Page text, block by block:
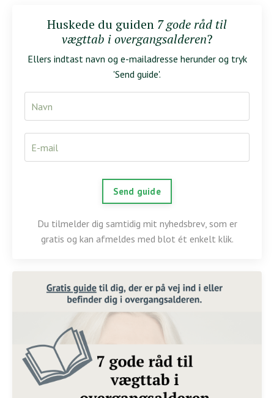
Huskede du guiden 7 gode råd til
vægttab i overgangsalderen?
Ellers indtast navn og e-mailadresse herunder og tryk
'Send guide'.
Send guide
Du tilmelder dig samtidig mit nyhedsbrev, som er
gratis og kan afmeldes med blot ét enkelt klik.